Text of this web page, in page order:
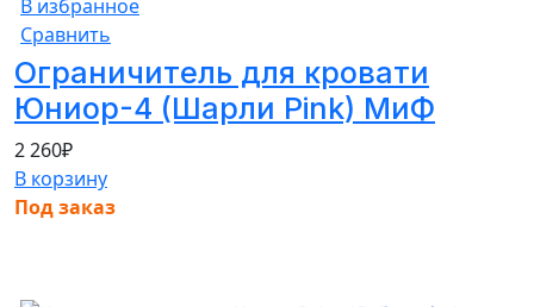
В избранное
Сравнить
Ограничитель для кровати
Юниор-4 (Шарли Pink) МиФ
2 260₽
В корзину
Под заказ